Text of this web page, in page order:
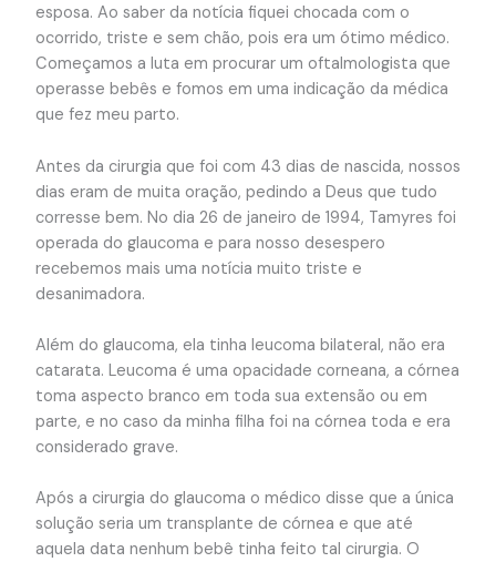
esposa. Ao saber da notícia fiquei chocada com o
ocorrido, triste e sem chão, pois era um ótimo médico.
Começamos a luta em procurar um oftalmologista que
operasse bebês e fomos em uma indicação da médica
que fez meu parto.
Antes da cirurgia que foi com 43 dias de nascida, nossos
dias eram de muita oração, pedindo a Deus que tudo
corresse bem. No dia 26 de janeiro de 1994, Tamyres foi
operada do glaucoma e para nosso desespero
recebemos mais uma notícia muito triste e
desanimadora.
Além do glaucoma, ela tinha leucoma bilateral, não era
catarata. Leucoma é uma opacidade corneana, a córnea
toma aspecto branco em toda sua extensão ou em
parte, e no caso da minha filha foi na córnea toda e era
considerado grave.
Após a cirurgia do glaucoma o médico disse que a única
solução seria um transplante de córnea e que até
aquela data nenhum bebê tinha feito tal cirurgia. O